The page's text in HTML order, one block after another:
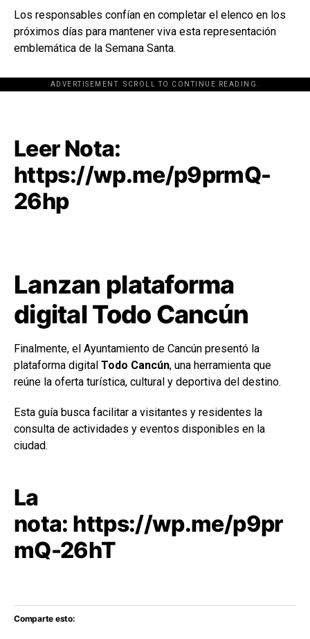
Los responsables confían en completar el elenco en los
próximos días para mantener viva esta representación
emblemática de la Semana Santa.
ADVERTISEMENT. SCROLL TO CONTINUE READING.
[adsforwp id="243463"]
Leer Nota:
https://wp.me/p9prmQ-
26hp
Lanzan plataforma
digital Todo Cancún
Finalmente, el Ayuntamiento de Cancún presentó la
plataforma digital Todo Cancún, una herramienta que
reúne la oferta turística, cultural y deportiva del destino.
Esta guía busca facilitar a visitantes y residentes la
consulta de actividades y eventos disponibles en la
ciudad.
La
nota: https://wp.me/p9pr
mQ-26hT
Comparte esto: